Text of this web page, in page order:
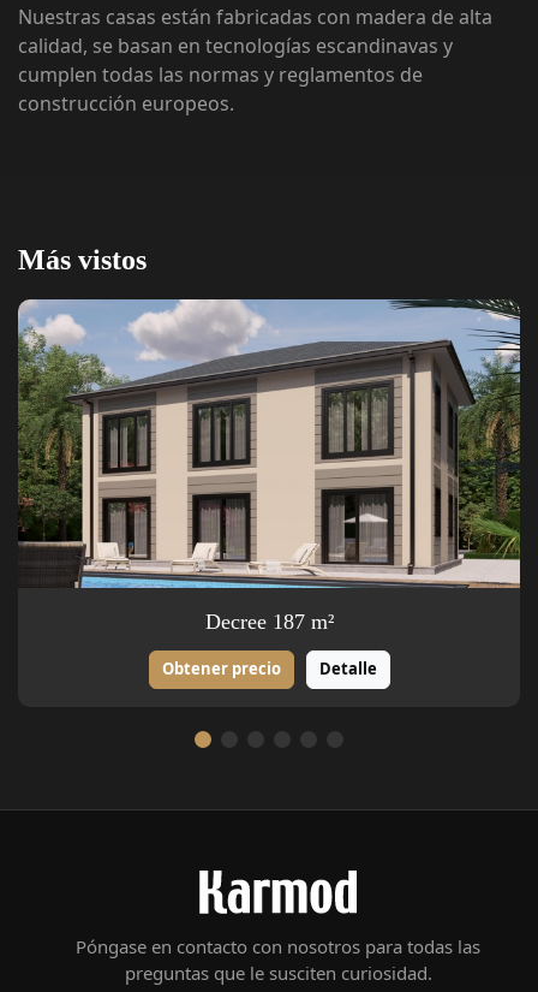
Nuestras casas están fabricadas con madera de alta
calidad, se basan en tecnologías escandinavas y
cumplen todas las normas y reglamentos de
construcción europeos.
Más vistos
Decree 187 m²
Obtener precio Detalle
Póngase en contacto con nosotros para todas las
preguntas que le susciten curiosidad.